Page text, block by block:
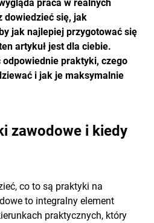
praca w realnych
dowiedzieć się, jak
jak najlepiej przygotować się
artykuł jest dla ciebie.
odpowiednie praktyki, czego
i jak je maksymalnie
zawodowe i kiedy
co to są praktyki na
to integralny element
praktycznych, który